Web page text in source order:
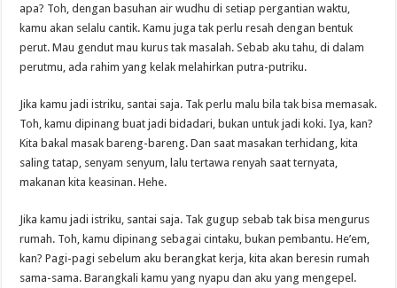
apa? Toh, dengan basuhan air wudhu di setiap pergantian waktu,
kamu akan selalu cantik. Kamu juga tak perlu resah dengan bentuk
perut. Mau gendut mau kurus tak masalah. Sebab aku tahu, di dalam
perutmu, ada rahim yang kelak melahirkan putra-putriku.
Jika kamu jadi istriku, santai saja. Tak perlu malu bila tak bisa memasak.
Toh, kamu dipinang buat jadi bidadari, bukan untuk jadi koki. Iya, kan?
Kita bakal masak bareng-bareng. Dan saat masakan terhidang, kita
saling tatap, senyam senyum, lalu tertawa renyah saat ternyata,
makanan kita keasinan. Hehe.
Jika kamu jadi istriku, santai saja. Tak gugup sebab tak bisa mengurus
rumah. Toh, kamu dipinang sebagai cintaku, bukan pembantu. He’em,
kan? Pagi-pagi sebelum aku berangkat kerja, kita akan beresin rumah
sama-sama. Barangkali kamu yang nyapu dan aku yang mengepel.